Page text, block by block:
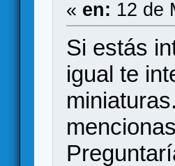
« en: 12 de
Si estás
igual te